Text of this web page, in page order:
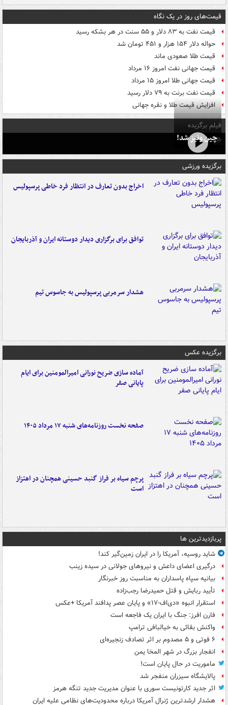
قیمت‌های روز در یک نگاه
قیمت نفت به ۸۳ دلار و ۵۵ سنت در هر بشکه رسید
حواله دلار ۱۵۴ هزار و ۴۵۱ تومان شد
قیمت طلا صعودی ماند
قیمت جهانی نفت امروز ۱۶ مرداد
قیمت جهانی طلا امروز ۱۵ مرداد
قیمت نفت برنت به ۷۹ دلار رسید
افزایش قیمت طلا و نقره جهانی
فیلم برگزیده
چین ونیز شد!
برگزیده ورزشی
اخراج بدون تعارف در انتظار فرد خاطی پرسپولیس
توافق برای برگزاری دیدار دوستانه ایران و آذربایجان
هشدار سرمربی پرسپولیس به جاسوس تیم
برگزیده عکس
آماده سازی ضریح نورانی امیرالمومنین برای ایام
پایانی صفر
صفحه نخست روزنامه‌های شنبه ۱۷ مرداد ۱۴۰۵
پرچم سیاه بر فراز گنبد حسینی همچنان در اهتزاز
است
پربازدیدترین ها
شاید روسیه، آمریکا را در ایران زمین‌گیر کند!
درگیری اعضای داعش و نیروهای جولانی در سیده زینب
بیانیه سپاه پاسداران به مناسبت روز خبرنگار
تأیید ربایش و قتل حمیدرضا رجب‌زاده
استقرار انبوه «دی‌اف‑۱۷» و پایان عصر پدافند آمریکا +عکس
فارن افرز: جنگ با ایران یک فاجعه است
واکنش بقائی به خیالبافی ترامپ
۶ فوتی و ۵ مصدوم بر اثر تصادف زنجیره‌ای
انفجار بزرگ در شهر المخا یمن
ماموریت در حال پایان است!
پالایشگاه سیزران منفجر شد
اثر جدید کارتونیست سوری با عنوان مدیریت جدید تنگه هرمز
هشدار ارشدترین ژنرال آمریکا درباره محدودیت‌های نظامی علیه ایران